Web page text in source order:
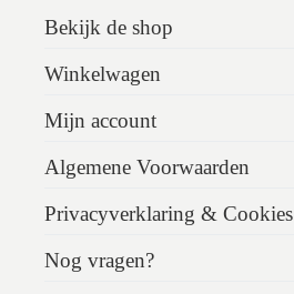
Bekijk de shop
Winkelwagen
Mijn account
Algemene Voorwaarden
Privacyverklaring & Cookies
Nog vragen?